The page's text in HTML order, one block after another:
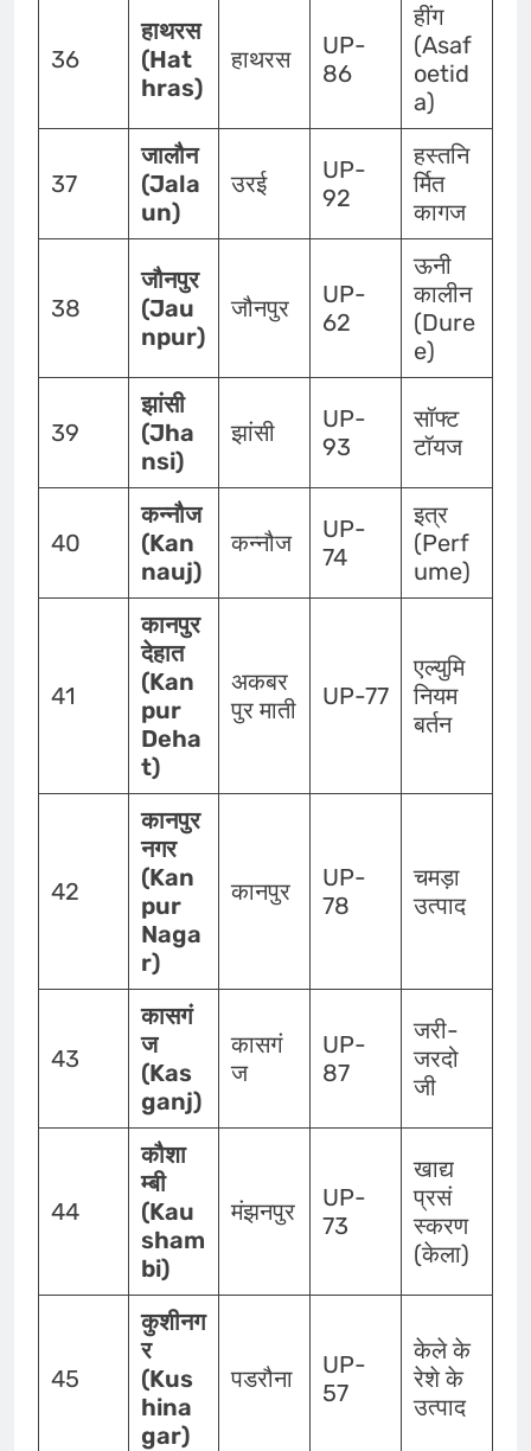
36
हाथरस
(Hat
hras)
हाथरस
UP-
86
हींग
(Asaf
oetid
a)
37
जालौन
(Jala
un)
उरई
UP-
92
हस्तनि
र्मित
कागज
38
जौनपुर
(Jau
npur)
जौनपुर
UP-
62
ऊनी
कालीन
(Dure
e)
39
झांसी
(Jha
nsi)
झांसी
UP-
93
सॉफ्ट
टॉयज
40
कन्नौज
(Kan
nauj)
कन्नौज
UP-
74
इत्र
(Perf
ume)
41
कानपुर
देहात
(Kan
pur
Deha
t)
अकबर
पुर माती
UP-77
एल्युमि
नियम
बर्तन
42
कानपुर
नगर
(Kan
pur
Naga
r)
कानपुर
UP-
78
चमड़ा
उत्पाद
43
कासगं
ज
(Kas
ganj)
कासगं
ज
UP-
87
जरी-
जरदो
जी
44
कौशा
म्बी
(Kau
sham
bi)
मंझनपुर
UP-
73
खाद्य
प्रसं
स्करण
(केला)
45
कुशीनग
र
(Kus
hina
gar)
पडरौना
UP-
57
केले के
रेशे के
उत्पाद